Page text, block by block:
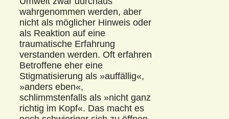
wahrgenommen werden, aber
nicht als möglicher Hinweis oder
als Reaktion auf eine
traumatische Erfahrung
verstanden werden. Oft erfahren
Betroffene eher eine
Stigmatisierung als »auffällig«,
»anders eben«,
schlimmstenfalls als »nicht ganz
richtig im Kopf«. Das macht es